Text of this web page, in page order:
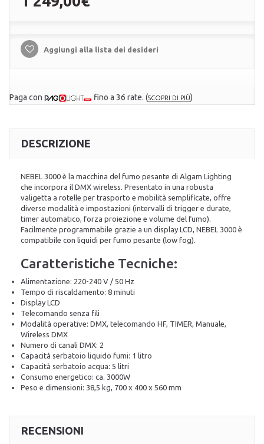
Aggiungi alla lista dei desideri
Paga con fino a 36 rate. (SCOPRI DI PIÙ)
DESCRIZIONE
NEBEL 3000 è la macchina del fumo pesante di Algam Lighting
che incorpora il DMX wireless. Presentato in una robusta
valigetta a rotelle per trasporto e mobilità semplificate, offre
diverse modalità e impostazioni (intervalli di trigger e durate,
timer automatico, forza proiezione e volume del fumo).
Facilmente programmabile grazie a un display LCD, NEBEL 3000 è
compatibile con liquidi per fumo pesante (low fog).
Caratteristiche Tecniche:
Alimentazione: 220-240 V / 50 Hz
Tempo di riscaldamento: 8 minuti
Display LCD
Telecomando senza fili
Modalità operative: DMX, telecomando HF, TIMER, Manuale,
Wireless DMX
Numero di canali DMX: 2
Capacità serbatoio liquido fumi: 1 litro
Capacità serbatoio acqua: 5 litri
Consumo energetico: ca. 3000W
Peso e dimensioni: 38,5 kg, 700 x 400 x 560 mm
RECENSIONI